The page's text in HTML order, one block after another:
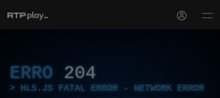
ERRO 204
HLS.JS FATAL ERROR - NETWORK ERROR